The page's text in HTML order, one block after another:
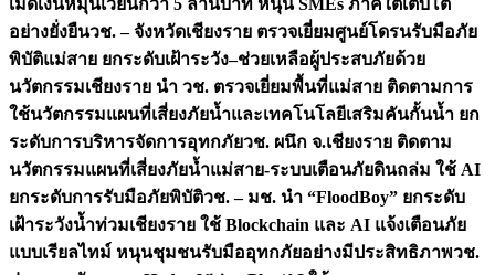
เม็ดเงินหมุนเวียนกว่า 5 ล้านบาท หนุน SMEs ภาคใต้เติบโต
อย่างยั่งยืนวช. – จังหวัดเชียงราย ตรวจเยี่ยมศูนย์โดรนรับมือภัย
พิบัติแม่สาย ยกระดับเฝ้าระวัง–ช่วยเหลือผู้ประสบภัยด้วย
นวัตกรรมเชียงราย นำ วช. ตรวจเยี่ยมพื้นที่แม่สาย ติดตามการ
ใช้นวัตกรรมแผนที่เสี่ยงภัยน้ำและเทคโนโลยีเสริมคันกั้นน้ำ ยก
ระดับการบริหารจัดการอุทกภัยวช. ผนึก จ.เชียงราย ติดตาม
นวัตกรรมแผนที่เสี่ยงภัยน้ำแม่สาย-ระบบเตือนภัยดินถล่ม ใช้ AI
ยกระดับการรับมือภัยพิบัติวช. – มช. นำ “FloodBoy” ยกระดับ
เฝ้าระวังน้ำท่วมเชียงราย ใช้ Blockchain และ AI แจ้งเตือนภัย
แบบเรียลไทม์ หนุนชุมชนรับมืออุทกภัยอย่างมีประสิทธิภาพวช.